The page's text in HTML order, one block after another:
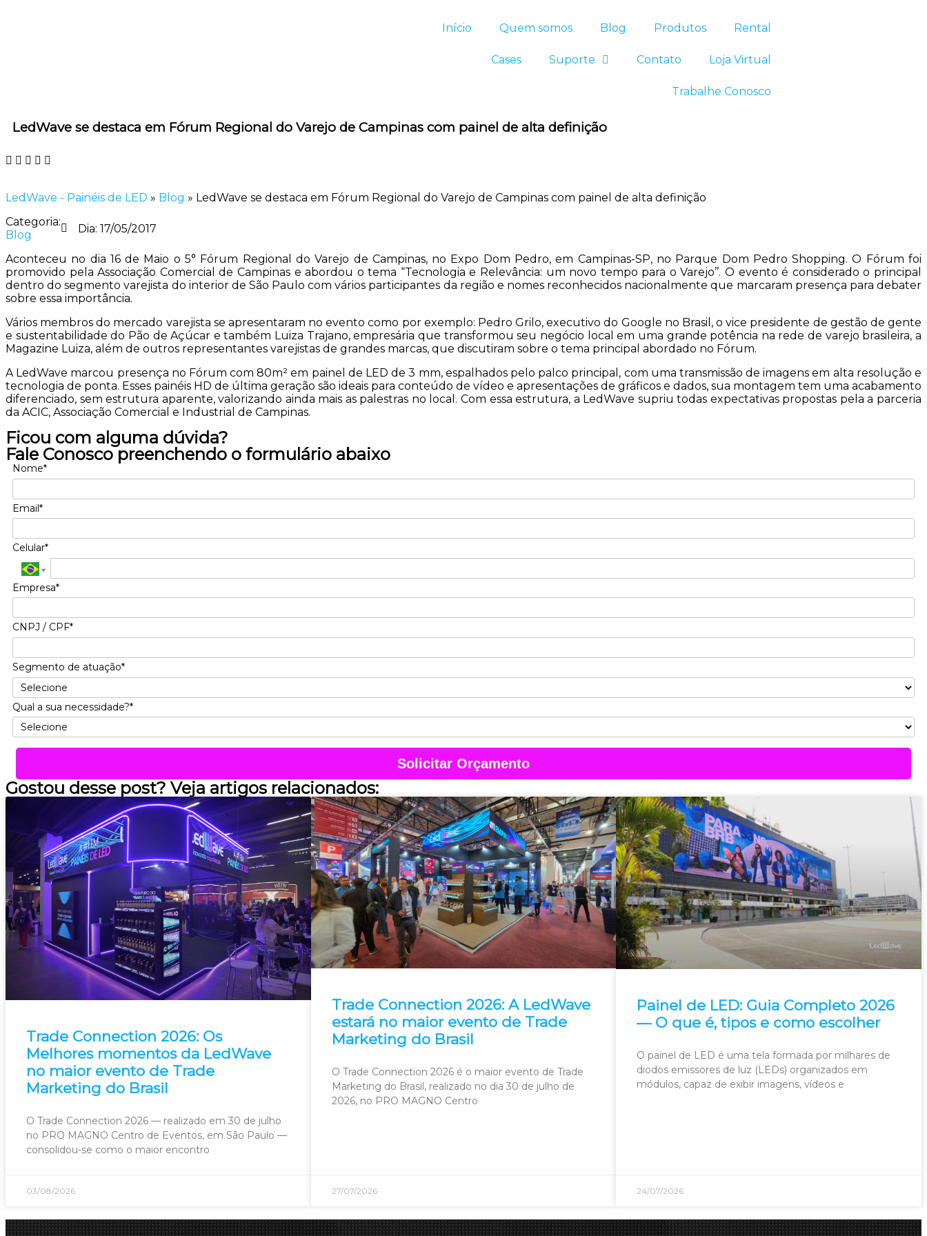
Início Quem somos Blog Produtos Rental
Cases Suporte Contato Loja Virtual
Trabalhe Conosco
LedWave se destaca em Fórum Regional do Varejo de Campinas com painel de alta definição
LedWave - Painéis de LED » Blog » LedWave se destaca em Fórum Regional do Varejo de Campinas com painel de alta definição
Categoria:
Blog
Dia: 17/05/2017
Aconteceu no dia 16 de Maio o 5° Fórum Regional do Varejo de Campinas, no Expo Dom Pedro, em Campinas-SP, no Parque Dom Pedro Shopping. O Fórum foi
promovido pela Associação Comercial de Campinas e abordou o tema “Tecnologia e Relevância: um novo tempo para o Varejo’’. O evento é considerado o principal
dentro do segmento varejista do interior de São Paulo com vários participantes da região e nomes reconhecidos nacionalmente que marcaram presença para debater
sobre essa importância.
Vários membros do mercado varejista se apresentaram no evento como por exemplo: Pedro Grilo, executivo do Google no Brasil, o vice presidente de gestão de gente
e sustentabilidade do Pão de Açúcar e também Luiza Trajano, empresária que transformou seu negócio local em uma grande potência na rede de varejo brasileira, a
Magazine Luiza, além de outros representantes varejistas de grandes marcas, que discutiram sobre o tema principal abordado no Fórum.
A LedWave marcou presença no Fórum com 80m² em painel de LED de 3 mm, espalhados pelo palco principal, com uma transmissão de imagens em alta resolução e
tecnologia de ponta. Esses painéis HD de última geração são ideais para conteúdo de vídeo e apresentações de gráficos e dados, sua montagem tem uma acabamento
diferenciado, sem estrutura aparente, valorizando ainda mais as palestras no local. Com essa estrutura, a LedWave supriu todas expectativas propostas pela a parceria
da ACIC, Associação Comercial e Industrial de Campinas.
Ficou com alguma dúvida?
Fale Conosco preenchendo o formulário abaixo
Nome*
Email*
Celular*
Empresa*
CNPJ / CPF*
Segmento de atuação*
Qual a sua necessidade?*
Solicitar Orçamento
Gostou desse post? Veja artigos relacionados:
Trade Connection 2026: Os
Melhores momentos da LedWave
no maior evento de Trade
Marketing do Brasil
O Trade Connection 2026 — realizado em 30 de julho
no PRO MAGNO Centro de Eventos, em São Paulo —
consolidou-se como o maior encontro
03/08/2026
Trade Connection 2026: A LedWave
estará no maior evento de Trade
Marketing do Brasil
O Trade Connection 2026 é o maior evento de Trade
Marketing do Brasil, realizado no dia 30 de julho de
2026, no PRO MAGNO Centro
27/07/2026
Painel de LED: Guia Completo 2026
— O que é, tipos e como escolher
O painel de LED é uma tela formada por milhares de
diodos emissores de luz (LEDs) organizados em
módulos, capaz de exibir imagens, vídeos e
24/07/2026